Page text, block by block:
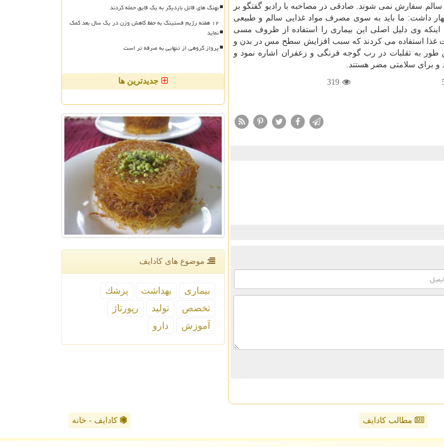
سفارش نمی شوند. صادقی در مصاحبه با رادیو گفتگو بر
داشت: ما باید به سوی مصرف مواد غذایی سالم و طبیعی
اینکه وی دلیل اصلی این بیماری را استفاده از ظروف مسی
غذا استفاده می کردند که سبب افزایش سطح مس در بدن و
به تقلبات در رب گوجه فرنگی و زعفران اشاره نمود و
و برای سلامتی مضر هستند.
319
نهنگ های قاتل باردیگر به یک قایق حمله کردند
۱۲ هفته رژیم فستینگ به حفظ کاهش وزن در یک سال بعد کمک
نماید
پرواز گروهی از تنهایی به صرفه تر است
جدیدترین ها
موضوع های كادایف
بیماری بهداشت
پزشك
تخصص
تولید
رپورتاژ
آموزش
دارو
مطالب کادایف کادایف - خانه